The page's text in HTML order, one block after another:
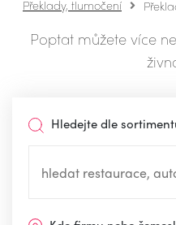
Překlady, tlumočení
Poptat můžete více
Hledejte dle